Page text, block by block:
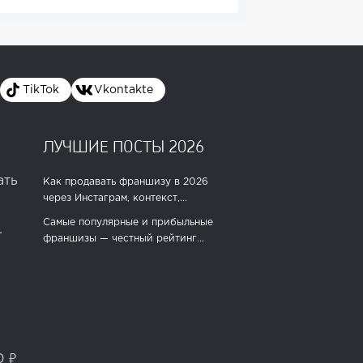
TikTok Vkontakte
.
ЛУЧШИЕ ПОСТЫ 2026
Как продавать франшизу в 2026
через Инстаграм, контекст,...
Самые популярные и прибыльные
франшизы — честный рейтинг...
₽